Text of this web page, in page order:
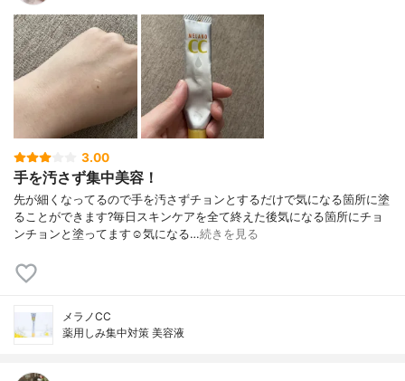
3.00
手を汚さず集中美容！
先が細くなってるので手を汚さずチョンとするだけで気になる箇所に塗
ることができます?毎日スキンケアを全て終えた後気になる箇所にチョ
ンチョンと塗ってます☺️気になる…続きを見る
メラノCC
薬用しみ集中対策 美容液